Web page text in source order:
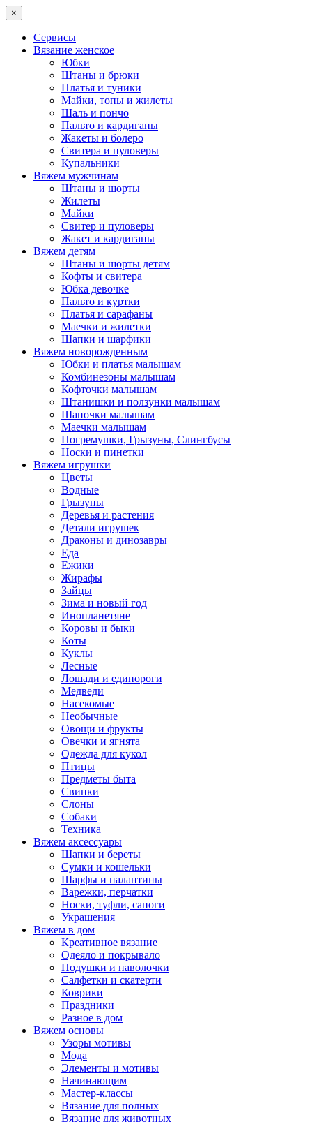
×
Сервисы
Вязание женское
Юбки
Штаны и брюки
Платья и туники
Майки, топы и жилеты
Шаль и пончо
Пальто и кардиганы
Жакеты и болеро
Свитера и пуловеры
Купальники
Вяжем мужчинам
Штаны и шорты
Жилеты
Майки
Свитер и пуловеры
Жакет и кардиганы
Вяжем детям
Штаны и шорты детям
Кофты и свитера
Юбка девочке
Пальто и куртки
Платья и сарафаны
Маечки и жилетки
Шапки и шарфики
Вяжем новорожденным
Юбки и платья малышам
Комбинезоны малышам
Кофточки малышам
Штанишки и ползунки малышам
Шапочки малышам
Маечки малышам
Погремушки, Грызуны, Слингбусы
Носки и пинетки
Вяжем игрушки
Цветы
Водные
Грызуны
Деревья и растения
Детали игрушек
Драконы и динозавры
Еда
Ежики
Жирафы
Зайцы
Зима и новый год
Инопланетяне
Коровы и быки
Коты
Куклы
Лесные
Лошади и единороги
Медведи
Насекомые
Необычные
Овощи и фрукты
Овечки и ягнята
Одежда для кукол
Птицы
Предметы быта
Свинки
Слоны
Собаки
Техника
Вяжем аксессуары
Шапки и береты
Сумки и кошельки
Шарфы и палантины
Варежки, перчатки
Носки, туфли, сапоги
Украшения
Вяжем в дом
Креативное вязание
Одеяло и покрывало
Подушки и наволочки
Салфетки и скатерти
Коврики
Праздники
Разное в дом
Вяжем основы
Узоры мотивы
Мода
Элементы и мотивы
Начинающим
Мастер-классы
Вязание для полных
Вязание для животных